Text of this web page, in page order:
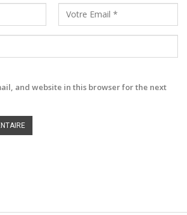
and website in this browser for the next